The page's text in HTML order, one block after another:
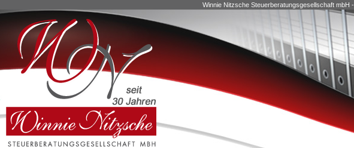
Winnie Nitzsche Steuerberatungsgesellschaft mbH -